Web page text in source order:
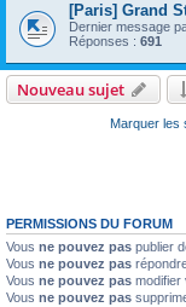
[Paris] Grand
Dernier message
Réponses : 691
Nouveau sujet
Marquer les
PERMISSIONS DU FORUM
Vous ne pouvez pas publier
Vous ne pouvez pas
Vous ne pouvez pas modifier
Vous ne pouvez pas